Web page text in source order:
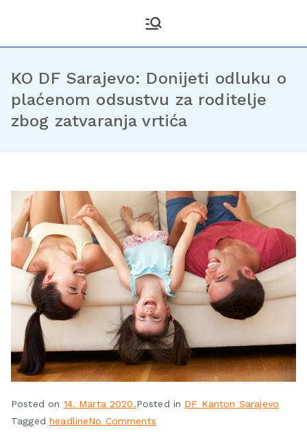
KO DF Sarajevo: Donijeti odluku o
plaćenom odsustvu za roditelje
zbog zatvaranja vrtića
Posted on 14. Marta 2020.Posted in DF Kanton Sarajevo
TaggedheadlineNo Comments